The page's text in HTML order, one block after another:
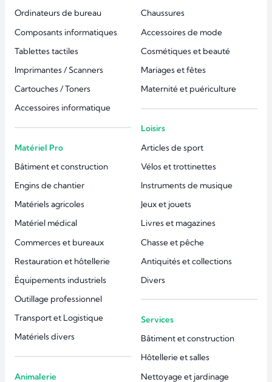
Ordinateurs de bureau
Composants informatiques
Tablettes tactiles
Imprimantes / Scanners
Cartouches / Toners
Accessoires informatique
Matériel Pro
Bâtiment et construction
Engins de chantier
Matériels agricoles
Matériel médical
Commerces et bureaux
Restauration et hôtellerie
Équipements industriels
Outillage professionnel
Transport et Logistique
Matériels divers
Animalerie
Chaussures
Accessoires de mode
Cosmétiques et beauté
Mariages et fêtes
Maternité et puériculture
Loisirs
Articles de sport
Vélos et trottinettes
Instruments de musique
Jeux et jouets
Livres et magazines
Chasse et pêche
Antiquités et collections
Divers
Services
Bâtiment et construction
Hôtellerie et salles
Nettoyage et jardinage